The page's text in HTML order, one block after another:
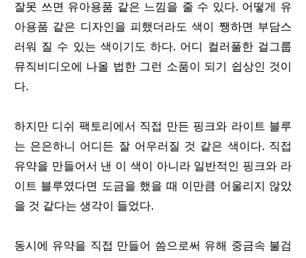
잘못 쓰면 유아용품 같은 느낌을 줄 수 있다. 어떻게 유
아용품 같은 디자인을 피했더라도 색이 쨍하면 부담스
러워 질 수 있는 색이기도 하다. 어디 컬러풀한 걸그룹
뮤직비디오에 나올 법한 그런 소품이 되기 쉽상인 것이
다.
하지만 디쉬 팩토리에서 직접 만든 핑크와 라이트 블루
는 은은하니 어디든 잘 어우러질 것 같은 색이다. 직접
유약을 만들어서 낸 이 색이 아니라 일반적인 핑크와 라
이트 블루였다면 도금을 했을 때 이만큼 어울리지 않았
을 것 같다는 생각이 들었다.
동시에 유약을 직접 만들어 씀으로써 유해 중금속 불검